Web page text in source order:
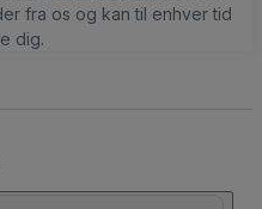
fra os og kan til enhver tid
dig.